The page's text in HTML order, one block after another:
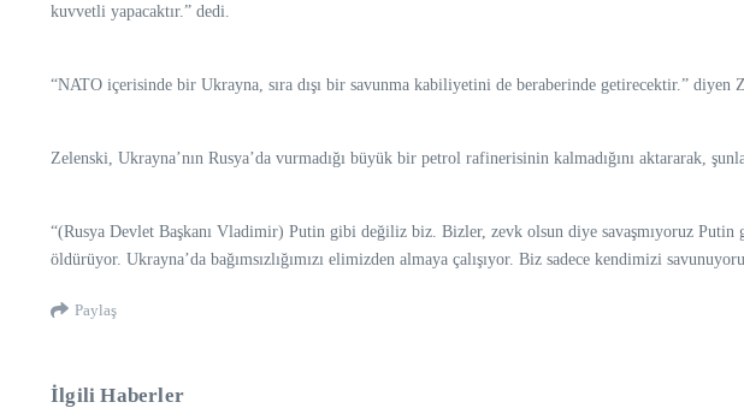
kuvvetli yapacaktır.” dedi.
“NATO içerisinde bir Ukrayna, sıra dışı bir savunma kabiliyetini de beraberinde getirecektir.” diyen
Zelenski, Ukrayna’nın Rusya’da vurmadığı büyük bir petrol rafinerisinin kalmadığını aktararak,
“(Rusya Devlet Başkanı Vladimir) Putin gibi değiliz biz. Bizler, zevk olsun diye savaşmıyoruz Putin
öldürüyor. Ukrayna’da bağımsızlığımızı elimizden almaya çalışıyor. Biz sadece kendimizi
Paylaş
İlgili Haberler